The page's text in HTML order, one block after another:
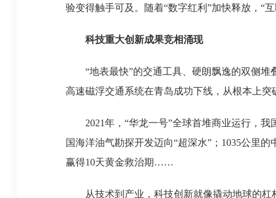
验变得触手可及。随着“数字红利”加快释放，“
科技重大创新成果竞相涌现
“地表最快”的交通工具、硬朗飘逸的双侧堆
高速磁浮交通系统在青岛成功下线，从根本上突
2021年，“华龙一号”全球首堆商业运行，我
国海洋油气勘探开发迈向“超深水”；1035公里
赢得10天黄金救治期……
从技术到产业，科技创新就像撬动地球的杠